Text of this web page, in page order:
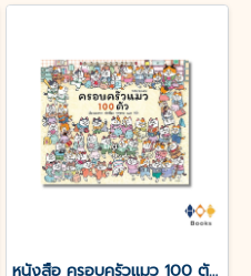
หนังสือ ครอบครัวแมว 100 ตัว (ปกแข็ง)